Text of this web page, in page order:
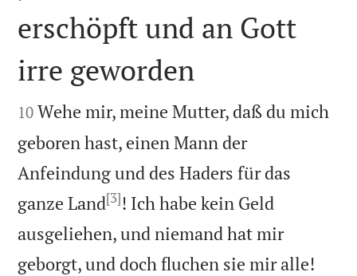

erschöpft und an Gott
irre geworden

10 Wehe mir, meine Mutter, daß du mich
geboren hast, einen Mann der
Anfeindung und des Haders für das
ganze Land[3]! Ich habe kein Geld
ausgeliehen, und niemand hat mir
geborgt, und doch fluchen sie mir alle!